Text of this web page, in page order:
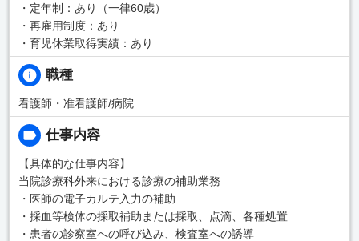
・定年制：あり（一律60歳）
・再雇用制度：あり
・育児休業取得実績：あり
職種
看護師・准看護師/病院
仕事内容
【具体的な仕事内容】
当院診療科外来における診療の補助業務
・医師の電子カルテ入力の補助
・採血等検体の採取補助または採取、点滴、各種処置
・患者の診察室への呼び込み、検査室への誘導